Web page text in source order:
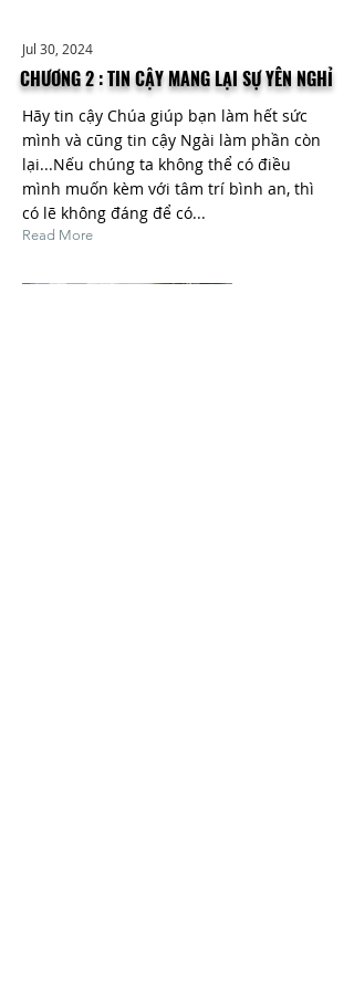
Jul 30, 2024
CHƯƠNG 2 : TIN CẬY MANG LẠI SỰ YÊN NGHỈ
Hãy tin cậy Chúa giúp bạn làm hết sức
mình và cũng tin cậy Ngài làm phần còn
lại...Nếu chúng ta không thể có điều
mình muốn kèm với tâm trí bình an, thì
có lẽ không đáng để có...
Read More